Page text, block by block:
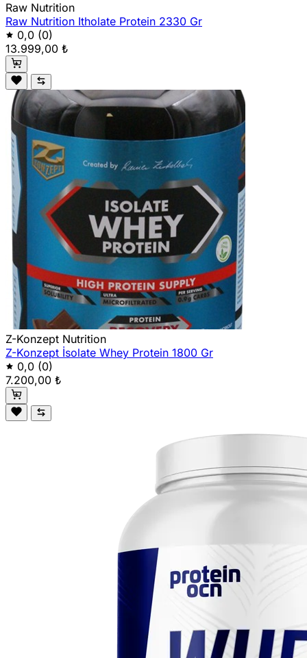
Raw Nutrition
Raw Nutrition Itholate Protein 2330 Gr
0,0 (0)
13.999,00 ₺
Z-Konzept Nutrition
Z-Konzept İsolate Whey Protein 1800 Gr
0,0 (0)
7.200,00 ₺